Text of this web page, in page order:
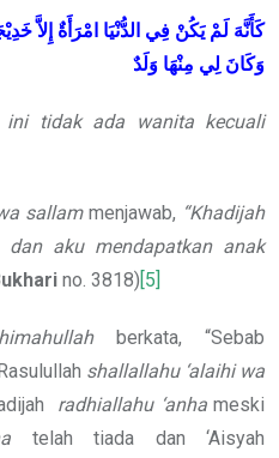
كَأَنَّهَ لَمْ يَكُنْ فِي الدُّنْيَا امْرَأَةٌ إِلاَّ
وَكَانَ لِي مِنْهَا وَلَدٌ
ini tidak ada wanita kecuali
sallammenjawab, “Khadijah
aku mendapatkan anak
no. 3818)[5]
berkata, “Sebab
shallallahu ‘alaihi wa
radhiallahu ‘anhameski
telah tiada dan ‘Aisyah